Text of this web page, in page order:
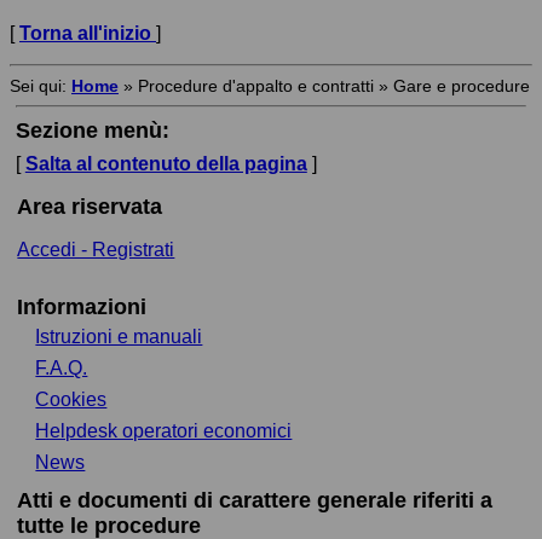
[Torna all'inizio ]
Sei qui: Home » Procedure d'appalto e contratti » Gare e procedure
Sezione menù:
[Salta al contenuto della pagina]
Area riservata
Accedi - Registrati
Informazioni
Istruzioni e manuali
F.A.Q.
Cookies
Helpdesk operatori economici
News
Atti e documenti di carattere generale riferiti a
tutte le procedure